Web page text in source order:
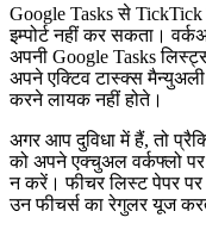
Google Tasks से
इम्पोर्ट नहीं कर सकता।
अपनी Google Tasks
अपने एक्टिव टास्क्स
करने लायक नहीं होते।
अगर आप दुविधा में हैं, तो
को अपने एक्चुअल वर्कफ्लो
न करें। फीचर लिस्ट पेपर
उन फीचर्स का रेगुलर यूज